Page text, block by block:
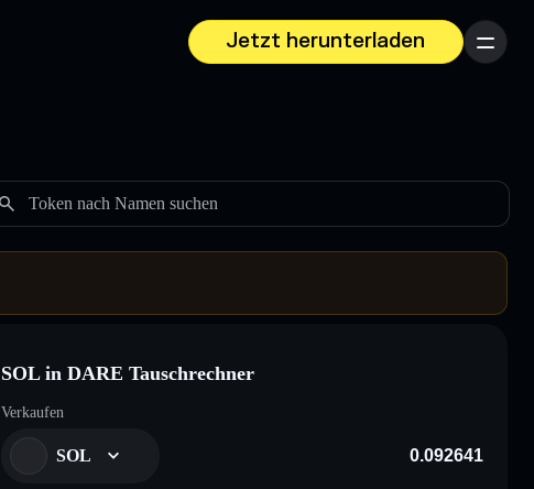
Jetzt herunterladen
Menü
Token nach Namen suchen
SOL in DARE Tauschrechner
Verkaufen
SOL